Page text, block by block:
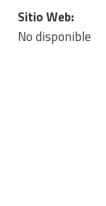
Sitio Web:
No disponible